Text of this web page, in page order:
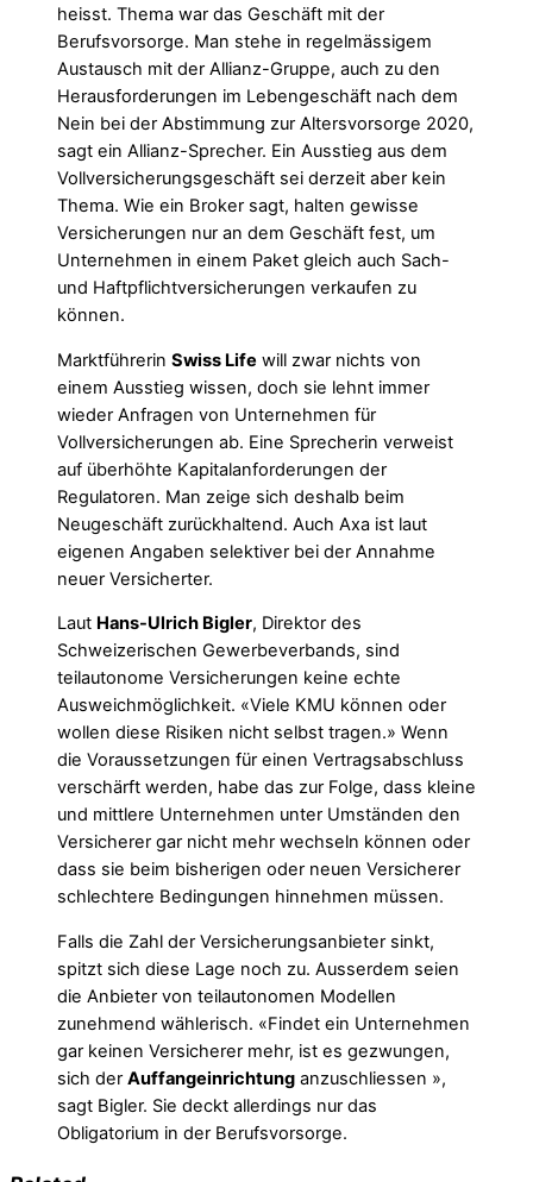
heisst. Thema war das Geschäft mit der
Berufsvorsorge. Man stehe in regelmässigem
Austausch mit der Allianz-Gruppe, auch zu den
Herausforderungen im Lebengeschäft nach dem
Nein bei der Abstimmung zur Altersvorsorge 2020,
sagt ein Allianz-Sprecher. Ein Ausstieg aus dem
Vollversicherungsgeschäft sei derzeit aber kein
Thema. Wie ein Broker sagt, halten gewisse
Versicherungen nur an dem Geschäft fest, um
Unternehmen in einem Paket gleich auch Sach-
und Haftpflichtversicherungen verkaufen zu
können.
Marktführerin Swiss Life will zwar nichts von
einem Ausstieg wissen, doch sie lehnt immer
wieder Anfragen von Unternehmen für
Vollversicherungen ab. Eine Sprecherin verweist
auf überhöhte Kapitalanforderungen der
Regulatoren. Man zeige sich deshalb beim
Neugeschäft zurückhaltend. Auch Axa ist laut
eigenen Angaben selektiver bei der Annahme
neuer Versicherter.
Laut Hans-Ulrich Bigler, Direktor des
Schweizerischen Gewerbeverbands, sind
teilautonome Versicherungen keine echte
Ausweichmöglichkeit. «Viele KMU können oder
wollen diese Risiken nicht selbst tragen.» Wenn
die Voraussetzungen für einen Vertragsabschluss
verschärft werden, habe das zur Folge, dass kleine
und mittlere Unternehmen unter Umständen den
Versicherer gar nicht mehr wechseln können oder
dass sie beim bisherigen oder neuen Versicherer
schlechtere Bedingungen hinnehmen müssen.
Falls die Zahl der Versicherungsanbieter sinkt,
spitzt sich diese Lage noch zu. Ausserdem seien
die Anbieter von teilautonomen Modellen
zunehmend wählerisch. «Findet ein Unternehmen
gar keinen Versicherer mehr, ist es gezwungen,
sich der Auffangeinrichtung anzuschliessen »,
sagt Bigler. Sie deckt allerdings nur das
Obligatorium in der Berufsvorsorge.